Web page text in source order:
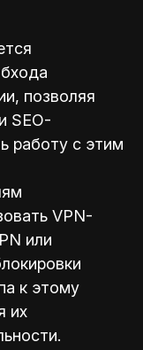
позволяя
SEO-
работу с этим
VPN-
или
к этому
их